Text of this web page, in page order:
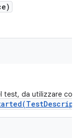
da utilizzare con